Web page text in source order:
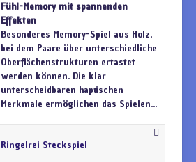
Fühl-Memory mit spannenden
Effekten
Besonderes Memory-Spiel aus Holz,
bei dem Paare über unterschiedliche
Oberflächenstrukturen ertastet
werden können. Die klar
unterscheidbaren haptischen
Merkmale ermöglichen das Spielen...
Ringelrei Steckspiel